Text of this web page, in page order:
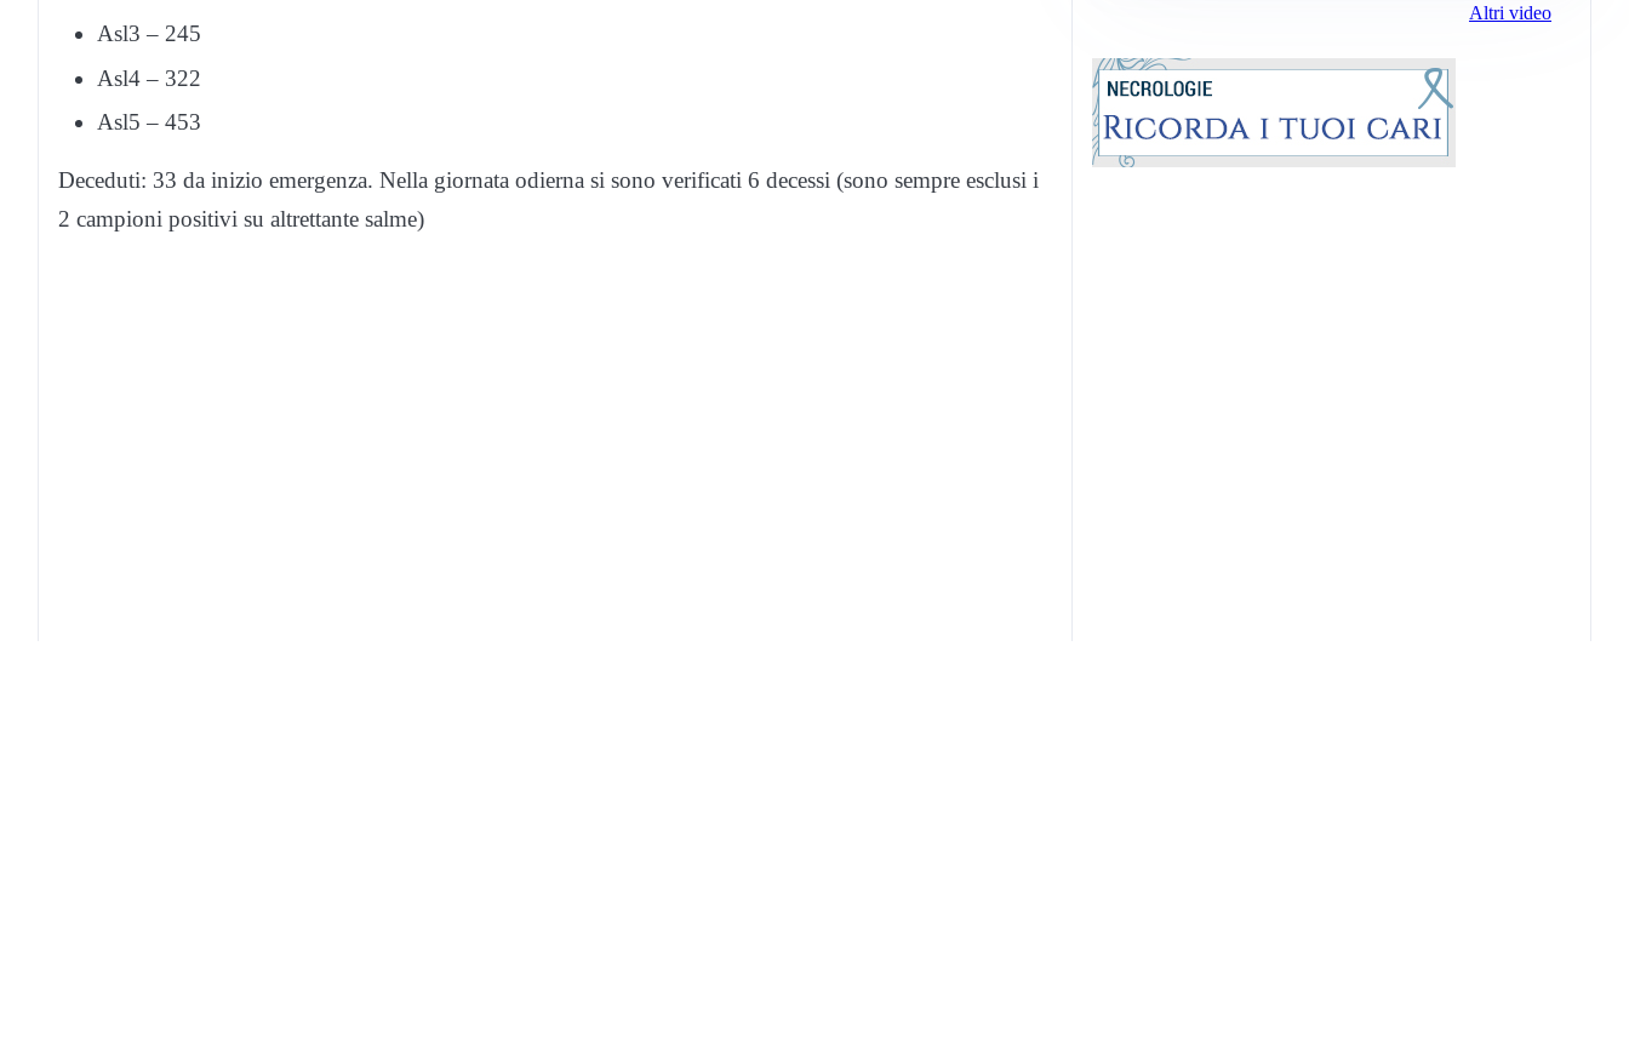
Asl3 – 245
Asl4 – 322
Asl5 – 453
Deceduti: 33 da inizio emergenza. Nella giornata odierna si sono verificati 6 decessi (sono sempre esclusi i
2 campioni positivi su altrettante salme)
Altri video